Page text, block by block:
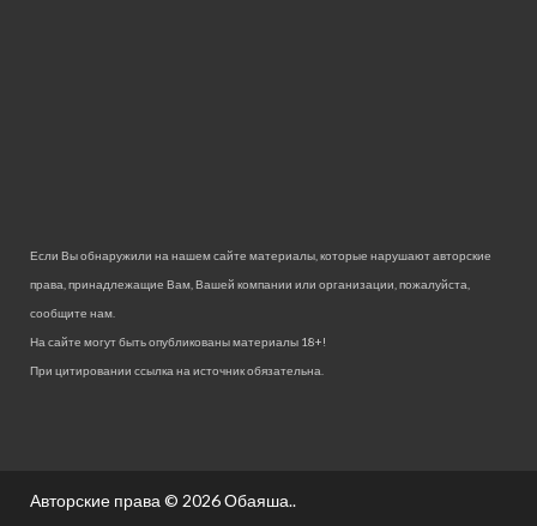
Если Вы обнаружили на нашем сайте материалы, которые нарушают авторские
права, принадлежащие Вам, Вашей компании или организации, пожалуйста,
сообщите нам.
На сайте могут быть опубликованы материалы 18+!
При цитировании ссылка на источник обязательна.
Авторские права © 2026Обаяша..